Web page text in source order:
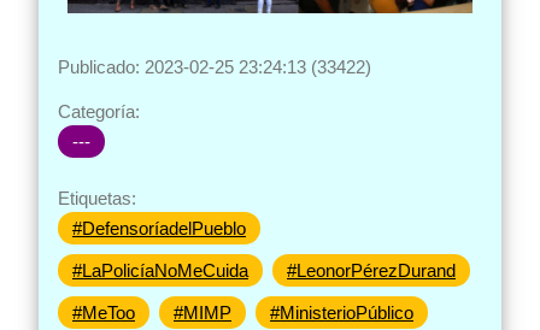
Publicado: 2023-02-25 23:24:13 (33422)
Categoría:
---
Etiquetas:
#DefensoríadelPueblo
#LaPolicíaNoMeCuida #LeonorPérezDurand
#MeToo #MIMP #MinisterioPúblico